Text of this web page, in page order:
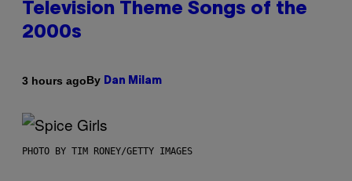
Television Theme Songs of the
2000s
3 hours agoBy Dan Milam
PHOTO BY TIM RONEY/GETTY IMAGES